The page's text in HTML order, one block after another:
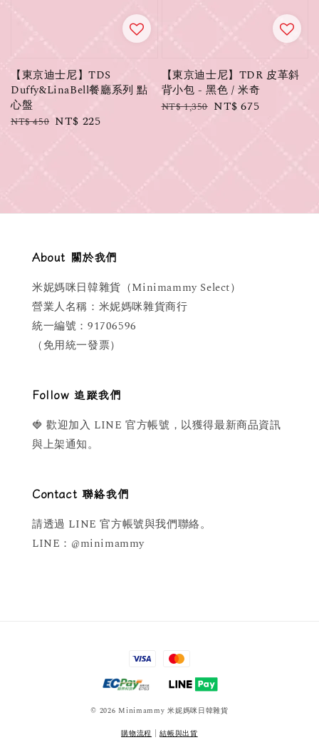
【東京迪士尼】TDS
Duffy&LinaBell餐廳系列 點
心盤
Regular
NT$ 450 Sale
NT$ 225
【東京迪士尼】TDR 皮革斜
背小包 - 黑色 / 米奇
Regular
NT$ 1,350 Sale
NT$ 675
About 關於我們
米妮媽咪日韓雜貨（Minimammy Select）
營業人名稱：米妮媽咪雜貨商行
統一編號：91706596
（免用統一發票）
Follow 追蹤我們
🍓 歡迎加入 LINE 官方帳號，以獲得最新商品資訊
與上架通知。
Contact 聯絡我們
請透過 LINE 官方帳號與我們聯絡。
LINE：@minimammy
© 2026 Minimammy 米妮媽咪日韓雜貨
購物流程 |結帳與出貨